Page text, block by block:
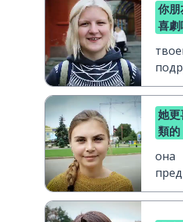
你
喜劇
她
類的
она